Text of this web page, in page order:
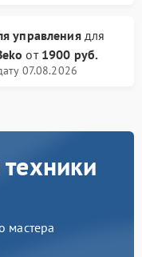
управлениядля
от 1900 руб.
07.08.2026
мастера